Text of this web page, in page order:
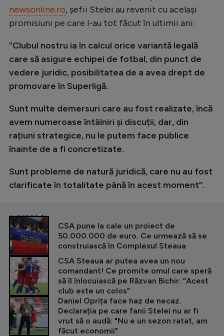
newsonline.ro, șefii Stelei au revenit cu același
promisiuni pe care l-au tot făcut în ultimii ani:
”Clubul nostru ia în calcul orice variantă legală
care să asigure echipei de fotbal, din punct de
vedere juridic, posibilitatea de a avea drept de
promovare în Superligă.
Sunt multe demersuri care au fost realizate, încă
avem numeroase întâlniri și discuții, dar, din
rațiuni strategice, nu le putem face publice
înainte de a fi concretizate.
Sunt probleme de natură juridică, care nu au fost
clarificate în totalitate până în acest moment”.
CITEȘTE ȘI
CSA pune la cale un proiect de
50.000.000 de euro. Ce urmează să se
construiască în Complexul Steaua
CSA Steaua ar putea avea un nou
comandant! Ce promite omul care speră
să îl înlocuiască pe Răzvan Bichir: ”Acest
club este un colos”
Daniel Oprița face haz de necaz.
Declarația pe care fanii Stelei nu ar fi
vrut să o audă: "Nu e un sezon ratat, am
făcut economii"